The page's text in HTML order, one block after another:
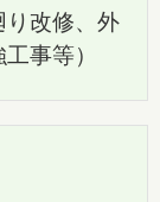
改修、外
事等）